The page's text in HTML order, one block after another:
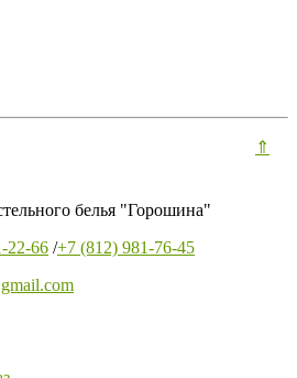
белья "Горошина"
22-66 /+7 (812) 981-76-45
⇑